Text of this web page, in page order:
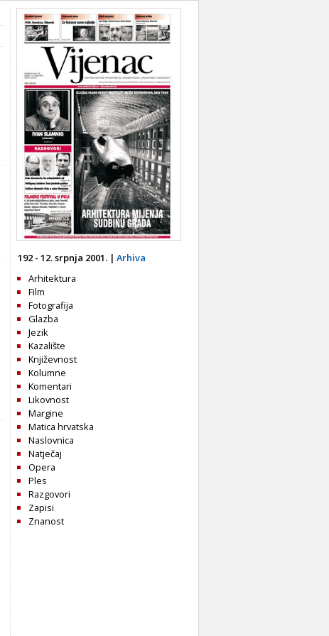
192 - 12. srpnja 2001. | Arhiva
Arhitektura
Film
Fotografija
Glazba
Jezik
Kazalište
Književnost
Kolumne
Komentari
Likovnost
Margine
Matica hrvatska
Naslovnica
Natječaj
Opera
Ples
Razgovori
Zapisi
Znanost